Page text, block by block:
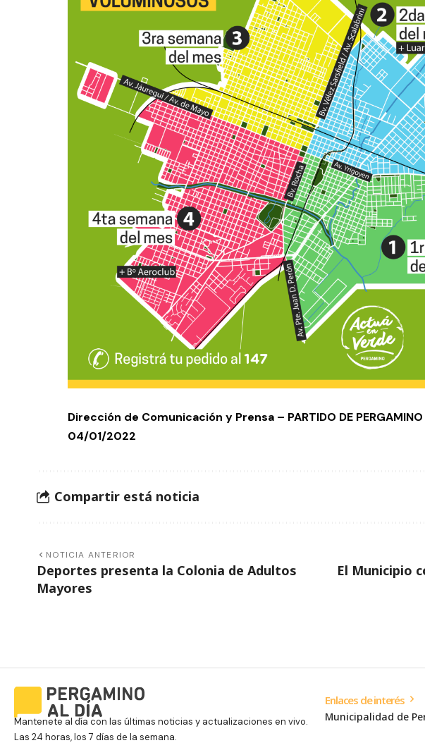
Dirección de Comunicación y Prensa – PARTIDO DE PERGAMINO
04/01/2022
Compartir está noticia
NOTICIA ANTERIOR
Deportes presenta la Colonia de Adultos
Mayores
El Municipio
Mantenete al día con las últimas noticias y actualizaciones en vivo.
Las 24 horas, los 7 días de la semana.
Enlaces de interés
Municipalidad de